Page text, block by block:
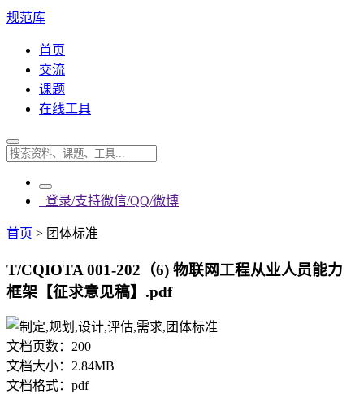
规范库
首页
交流
课题
在线工具
登录/支持微信/QQ/微博
首页 > 团体标准
T/CQIOTA 001-202（6) 物联网工程从业人员能力
框架【征求意见稿】.pdf
文档页数： 200
文档大小： 2.84MB
文档格式： pdf